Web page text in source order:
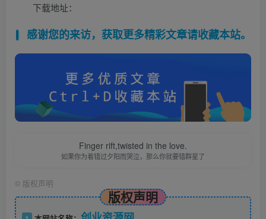
下载地址：
感谢您的来访，获取更多精彩文章请收藏本站。
Finger rift,twisted in the love.
如果你为着错过夕阳而哭泣，那么你就要错群星了
© 版权声明
版权声明